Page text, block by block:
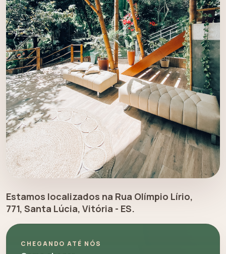
Estamos localizados na Rua Olímpio Lírio,
771, Santa Lúcia, Vitória - ES.
CHEGANDO ATÉ NÓS